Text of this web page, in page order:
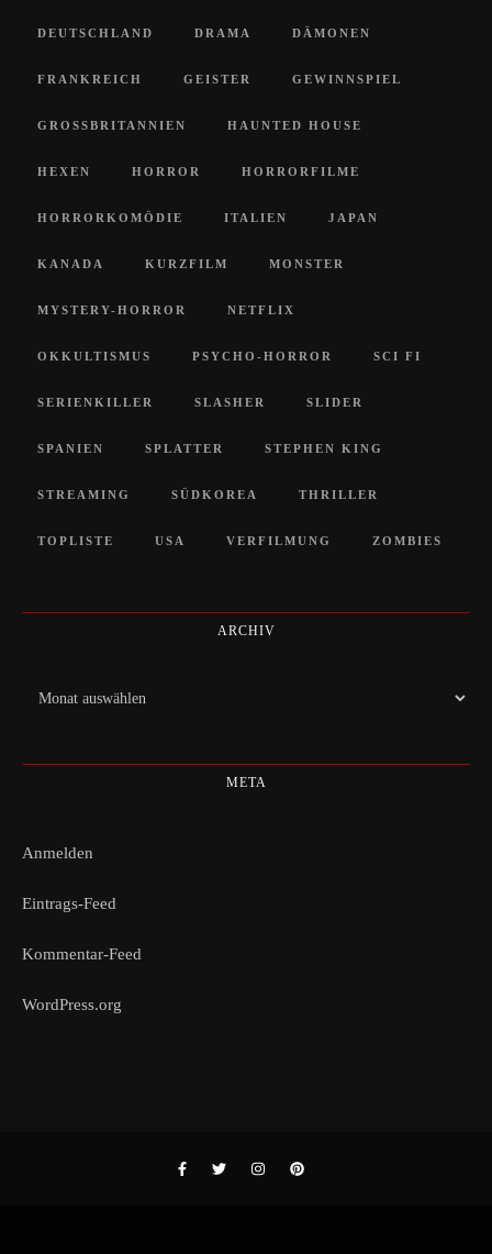
DEUTSCHLAND DRAMA DÄMONEN
FRANKREICH GEISTER GEWINNSPIEL
GROSSBRITANNIEN HAUNTED HOUSE
HEXEN HORROR HORRORFILME
HORRORKOMÖDIE ITALIEN JAPAN
KANADA KURZFILM MONSTER
MYSTERY-HORROR NETFLIX
OKKULTISMUS PSYCHO-HORROR SCI FI
SERIENKILLER SLASHER SLIDER
SPANIEN SPLATTER STEPHEN KING
STREAMING SÜDKOREA THRILLER
TOPLISTE USA VERFILMUNG ZOMBIES
ARCHIV
Archiv
META
Anmelden
Eintrags-Feed
Kommentar-Feed
WordPress.org